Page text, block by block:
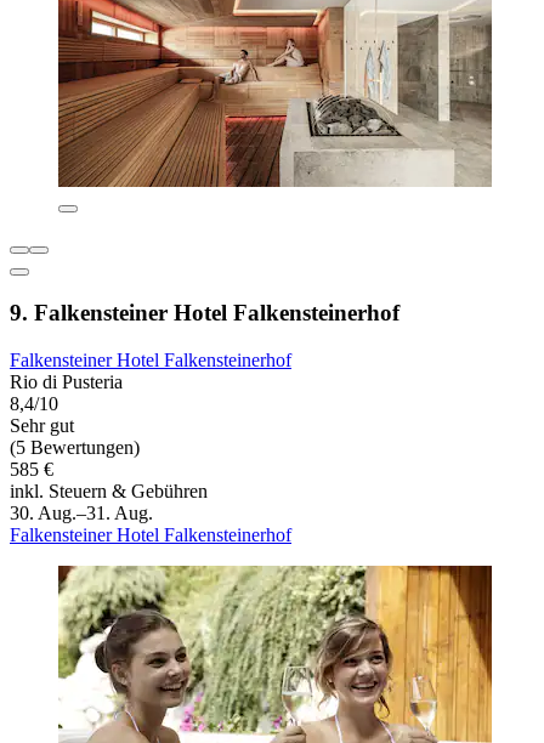
9. Falkensteiner Hotel Falkensteinerhof
Falkensteiner Hotel Falkensteinerhof
Rio di Pusteria
8,4/10
Sehr gut
(5 Bewertungen)
585 €
inkl. Steuern & Gebühren
30. Aug.–31. Aug.
Falkensteiner Hotel Falkensteinerhof